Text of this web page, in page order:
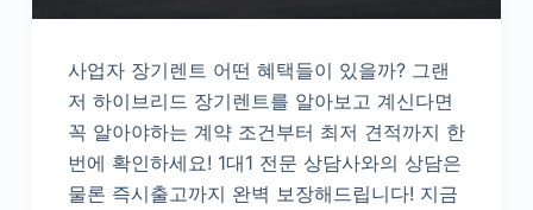
사업자 장기렌트 어떤 혜택들이 있을까? 그랜
저 하이브리드 장기렌트를 알아보고 계신다면
꼭 알아야하는 계약 조건부터 최저 견적까지 한
번에 확인하세요! 1대1 전문 상담사와의 상담은
물론 즉시출고까지 완벽 보장해드립니다! 지금